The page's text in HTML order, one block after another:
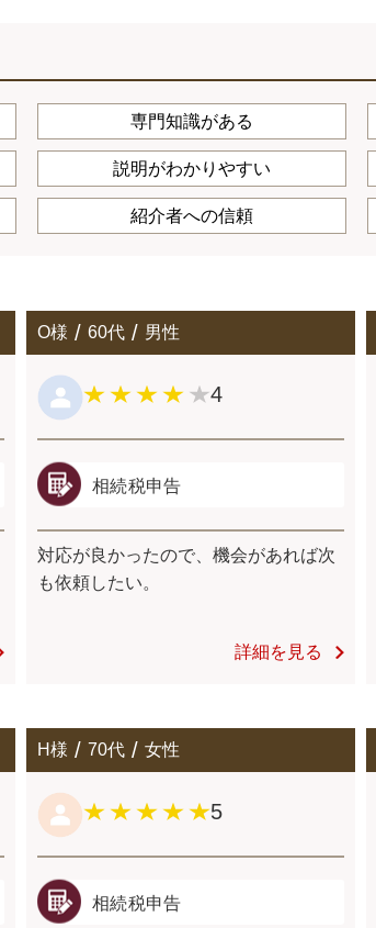
専門知識がある
説明がわかりやすい
紹介者への信頼
O様 60代 男性
4
相続税申告
対応が良かったので、機会があれば次
も依頼したい。
詳細を見る
H様 70代 女性
5
相続税申告